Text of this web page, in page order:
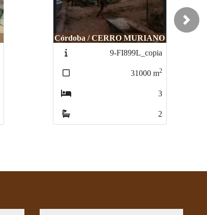
Córdoba / EL HIGUERON
85-PA6094_copia
842m2
1
1
Next